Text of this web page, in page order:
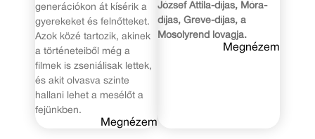
generációkon át kísérik a
gyerekeket és felnőtteket.
Azok közé tartozik, akinek
a történeteiből még a
filmek is zseniálisak lettek,
és akit olvasva szinte
hallani lehet a mesélőt a
fejünkben.
Megnézem
József Attila-díjas, Móra-
díjas, Greve-díjas, a
Mosolyrend lovagja.
Megnézem